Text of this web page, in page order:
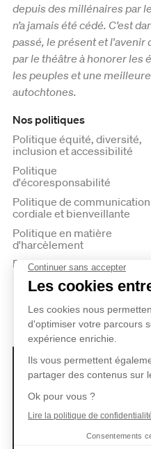
depuis des millénaires par
n’a jamais été cédé. C’est
passé, le présent et
par le théâtre à honorer les
les peuples et une
autochtones.
Nos politiques
Politique équité, diversité,
inclusion et accessibilité
Politique
d'écoresponsabilité
Politique de communication
cordiale et bienveillante
Politique en matière
d'harcèlement
Politique de confidentialité